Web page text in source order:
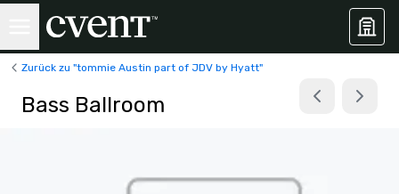
Zurück zu "tommie Austin part of JDV by Hyatt"
Bass Ballroom